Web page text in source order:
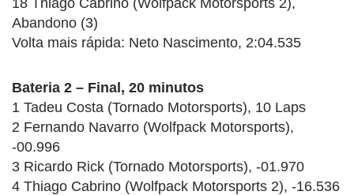
Abandono (3)
Volta mais rápida: Neto Nascimento, 2:04.535
Bateria 2 – Final, 20 minutos
1 Tadeu Costa (Tornado Motorsports), 10 Laps
2 Fernando Navarro (Wolfpack Motorsports),
-00.996
3 Ricardo Rick (Tornado Motorsports), -01.970
4 Thiago Cabrino (Wolfpack Motorsports 2), -16.536